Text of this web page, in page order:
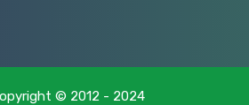
© 2012 - 2024